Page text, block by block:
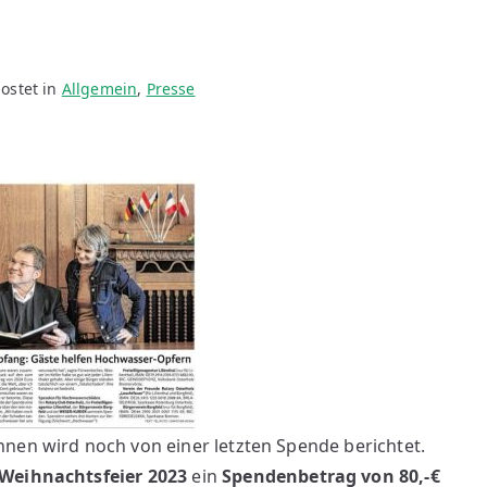
in Allgemein, Presse
wird noch von einer letzten Spende berichtet.
2023 einSpendenbetrag von 80,-€